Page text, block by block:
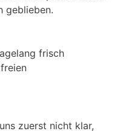
geblieben.
frisch
zuerst nicht klar,